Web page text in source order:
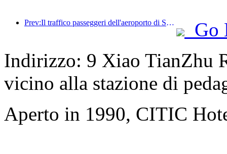
Prev:Il traffico passeggeri dell'aeroporto di Shenzhen ha superato i 3 milioni quest'anno, stabilendo un nuovo record per lo stesso periodo.
Go
Indirizzo: 9 Xiao TianZhu
vicino alla stazione di
Aperto in 1990, CITIC